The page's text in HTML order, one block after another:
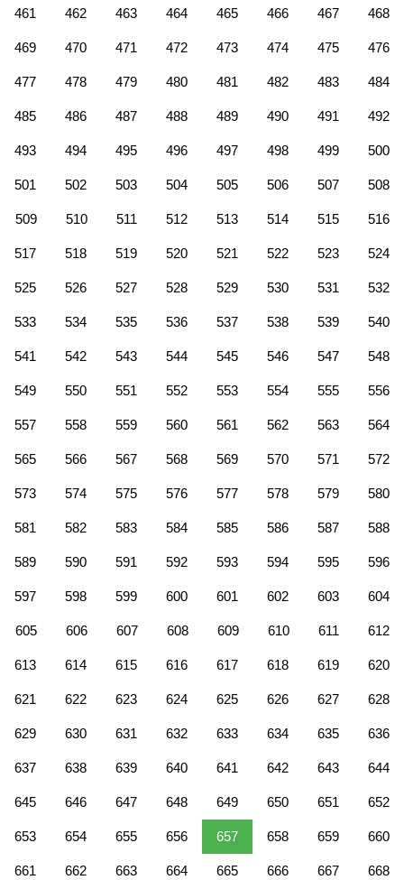
461 462 463 464 465 466 467 468
469 470 471 472 473 474 475 476
477 478 479 480 481 482 483 484
485 486 487 488 489 490 491 492
493 494 495 496 497 498 499 500
501 502 503 504 505 506 507 508
509 510 511 512 513 514 515 516
517 518 519 520 521 522 523 524
525 526 527 528 529 530 531 532
533 534 535 536 537 538 539 540
541 542 543 544 545 546 547 548
549 550 551 552 553 554 555 556
557 558 559 560 561 562 563 564
565 566 567 568 569 570 571 572
573 574 575 576 577 578 579 580
581 582 583 584 585 586 587 588
589 590 591 592 593 594 595 596
597 598 599 600 601 602 603 604
605 606 607 608 609 610 611 612
613 614 615 616 617 618 619 620
621 622 623 624 625 626 627 628
629 630 631 632 633 634 635 636
637 638 639 640 641 642 643 644
645 646 647 648 649 650 651 652
653 654 655 656 657 658 659 660
661 662 663 664 665 666 667 668